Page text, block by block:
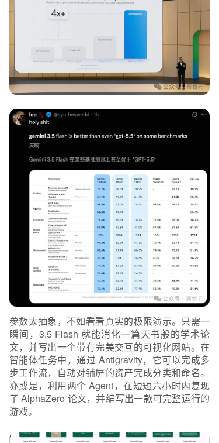
参数太抽象，不如看看真实的极限演示。只需一
瞬间，3.5 Flash 就能消化一篇天书般的学术论
文，并写出一个带有完美交互的可视化网站。在
智能体任务中，通过 Antigravity，它可以完成多
步工作流，自动对铺屏的资产完成分类和命名。
亦或是，利用两个 Agent，在短短六小时内复现
了 AlphaZero 论文，并编写出一款可完整运行的
游戏。